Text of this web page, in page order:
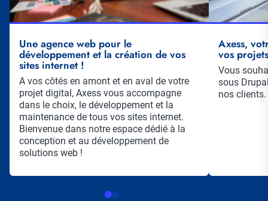
Une agence web pour le
développement et la création de vos
sites internet !
Résumé
A vos côtés en amont et en aval de votre
projet digital, Axess vous accompagne
dans le choix, le développement et la
maintenance de tous vos sites internet.
Bienvenue dans notre espace dédié à la
conception et au développement de
solutions web !
Axess,
vos
Résumé
Vous
sous
nos clients.